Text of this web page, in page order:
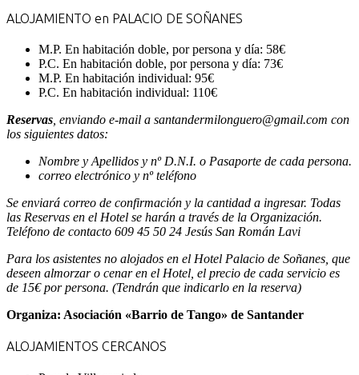
ALOJAMIENTO en PALACIO DE SOÑANES
M.P. En habitación doble, por persona y día: 58€
P.C. En habitación doble, por persona y día: 73€
M.P. En habitación individual: 95€
P.C. En habitación individual: 110€
Reservas , enviando e-mail a santandermilonguero@gmail.com con
los siguientes datos:
Nombre y Apellidos y nº D.N.I. o Pasaporte de cada persona.
correo electrónico y nº teléfono
Se enviará correo de confirmación y la cantidad a ingresar. Todas
las Reservas en el Hotel se harán a través de la Organización.
Teléfono de contacto 609 45 50 24 Jesús San Román Lavi
Para los asistentes no alojados en el Hotel Palacio de Soñanes, que
deseen almorzar o cenar en el Hotel, el precio de cada servicio es
de 15€ por persona. (Tendrán que indicarlo en la reserva)
Organiza: Asociación «Barrio de Tango» de Santander
ALOJAMIENTOS CERCANOS